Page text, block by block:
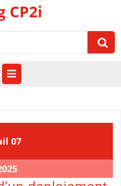
CP2i
Open
Button
7
2025
077
2025
7
juillet